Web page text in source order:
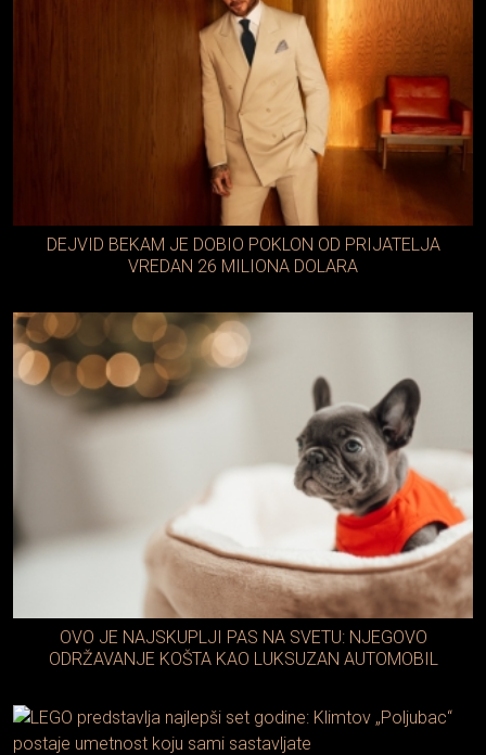
DEJVID BEKAM JE DOBIO POKLON OD PRIJATELJA
VREDAN 26 MILIONA DOLARA
OVO JE NAJSKUPLJI PAS NA SVETU: NJEGOVO
ODRŽAVANJE KOŠTA KAO LUKSUZAN AUTOMOBIL